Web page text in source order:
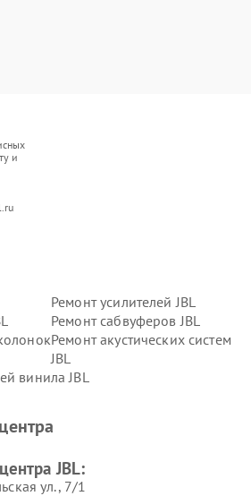
и
Ремонт усилителей JBL
Ремонт сабвуферов JBL
Ремонт акустических систем
JBL
винила JBL
JBL:
ул., 7/1